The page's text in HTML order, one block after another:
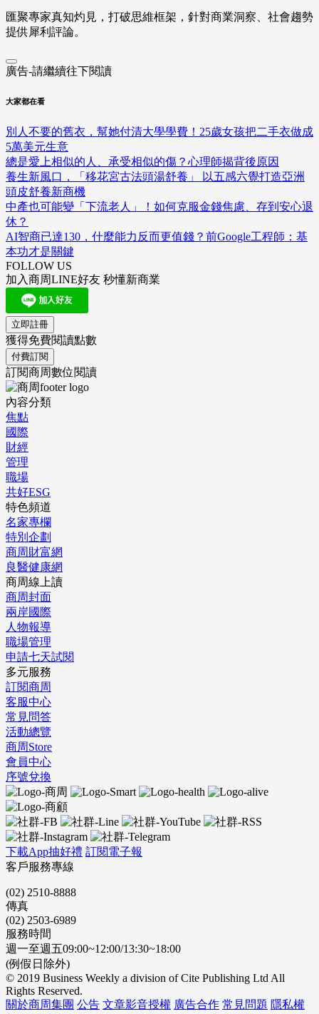
匯聚專家真知灼見，打破思維框架，針對商業洞察、社會趨勢
提供犀利評論。
廣告-請繼續往下閱讀
大家都在看
別人不要的舊衣，幫她付清大學學費！25歲女孩把二手衣做成
5萬美元生意
總是愛上相似的人、承受相似的傷？心理師揭背後原因
養生新風口，「移花宮古法頭湯舒養」 以五感六覺打造亞洲
頭皮舒養新商機
中產也可能變「下流老人」！如何克服金錢焦慮、存到安心退
休？
AI智商已達130，什麼能力反而更值錢？前Google工程師：基
本功才是關鍵
FOLLOW US
加入商周LINE好友 秒懂新商業
立即註冊
獲得免費閱讀點數
付費訂閱
訂閱商周數位閱讀
內容分類
焦點
國際
財經
管理
職場
共好ESG
特色頻道
名家專欄
特別企劃
商周財富網
良醫健康網
商周線上讀
商周封面
兩岸國際
人物報導
職場管理
申請七天試閱
多元服務
訂閱商周
客服中心
常見問答
活動總覽
商周Store
會員中心
序號兌換
下載App抽好禮 訂閱電子報
客戶服務專線
(02) 2510-8888
傳真
(02) 2503-6989
服務時間
週一至週五09:00~12:00/13:30~18:00
(例假日除外)
© 2019 Business Weekly a division of Cite Publishing Ltd All
Rights Reserved.
關於商周集團 公告 文章影音授權 廣告合作 常見問題 隱私權